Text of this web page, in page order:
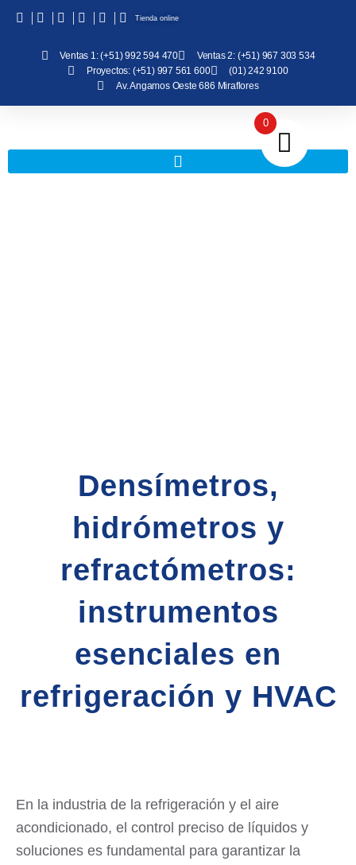
Ventas 1: (+51) 992 594 470
Ventas 2: (+51) 967 303 534
Proyectos: (+51) 997 561 600
(01) 242 9100
Av. Angamos Oeste 686 Miraflores
Tienda online
Densímetros,
hidrómetros y
refractómetros:
instrumentos
esenciales en
refrigeración y HVAC
En la industria de la refrigeración y el aire
acondicionado, el control preciso de líquidos y
soluciones es fundamental para garantizar la
0